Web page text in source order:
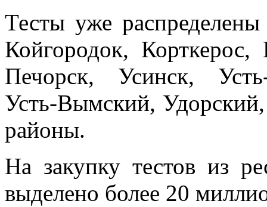
Тесты уже
Койгородок,
Печорск, Усинск,
Усть-Вымский,
районы.
На закупку тестов из
выделено более 20